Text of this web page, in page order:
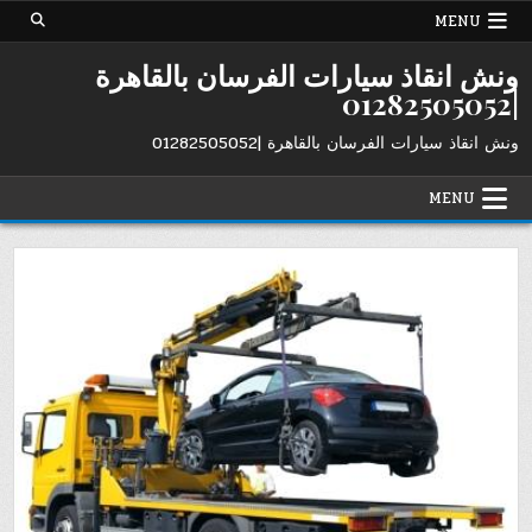
Skip
MENU
ونش انقاذ سيارات الفرسان بالقاهرة
|01282505052
ونش انقاذ سيارات الفرسان بالقاهرة |01282505052
MENU